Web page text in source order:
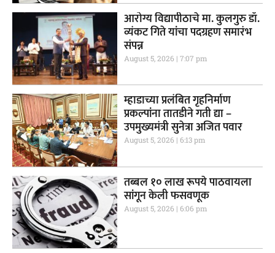
आरोग्य विद्यापीठाचे मा. कुलगुरु डॉ.
व्यंकट गिते यांचा पदग्रहण समारंभ
संपन्न
August 5, 2026 7:07 pm
म्हाडाच्या प्रलंबित गृहनिर्माण
प्रकल्पांना तातडीने गती द्या –
उपमुख्यमंत्री सुनेत्रा अजित पवार
August 5, 2026 6:13 pm
तब्बल १० लाख रूपये पाठवायला
सांगून केली फसवणूक
August 5, 2026 6:06 pm